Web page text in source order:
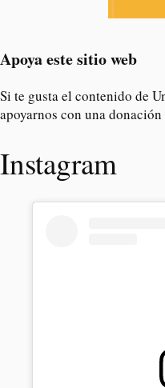
Apoya este sitio web
Si te gusta el contenido de
apoyarnos con una
Instagram